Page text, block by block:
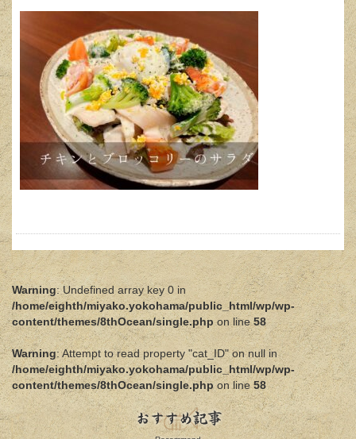
Warning: Undefined array key 0 in
/home/eighth/miyako.yokohama/public_html/wp/wp-
content/themes/8thOcean/single.phpon line58
Warning: Attempt to read property "cat_ID" on null in
/home/eighth/miyako.yokohama/public_html/wp/wp-
content/themes/8thOcean/single.phpon line58
おすすめ記事